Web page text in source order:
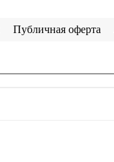
Публичная оферта